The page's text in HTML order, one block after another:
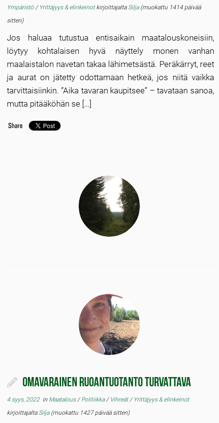
Ympäristö/ Yrittäjyys & elinkeinot kirjoittajalta Silja(muokattu 1414 päivää
sitten)
Jos haluaa tutustua entisaikain maatalouskoneisiin,
löytyy kohtalaisen hyvä näyttely monen vanhan
maalaistalon navetan takaa lähimetsästä. Peräkärryt, reet
ja aurat on jätetty odottamaan hetkeä, jos niitä vaikka
tarvittaisiinkin. ”Aika tavaran kaupitsee” – tavataan sanoa,
mutta pitääköhän se […]
Omavarainen ruoantuotanto turvattava
4 syys, 2022in Maatalous/Politiikka/ Vihreät/ Yrittäjyys & elinkeinot
kirjoittajalta Silja(muokattu 1427 päivää sitten)